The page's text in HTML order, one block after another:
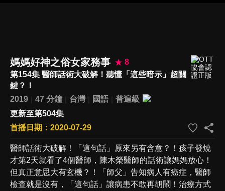
媽媽好神之俗女家務事
8
第154集 醫師話術大破解！聽懂「這些暗示」超關
鍵？！
2019
47 分鐘 台灣 國語
普遍級
更新至第504集
首播日期：2020-07-29
醫師話術大破解！「這句話」原來另有含意？！孩子發燒
才第2天就看了4個醫師，陳木榮醫師的話術讓媽媽放心！
但真正意思大有玄機？！「師父」告知病人有癌症，醫師
檢查就是沒有，「這句話」讓病患不敢再胡鬧！治療方式